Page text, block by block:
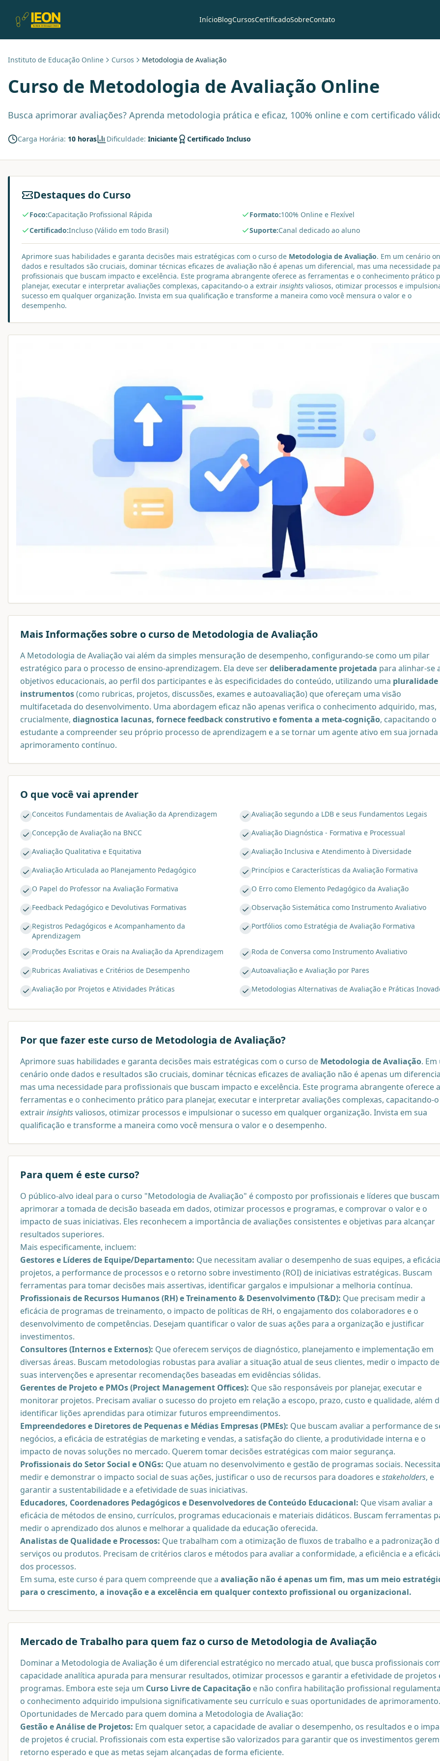
InícioBlogCursosCertificadoSobreContato
Instituto de Educação Online Cursos Metodologia de Avaliação
Curso de Metodologia de Avaliação Online
Busca aprimorar avaliações? Aprenda metodologia prática e eficaz, 100% online e com certificado
Carga Horária: 10 horas Dificuldade: Iniciante Certificado Incluso
Destaques do Curso
Foco:Capacitação Profissional Rápida
Certificado:Incluso (Válido em todo Brasil)
Formato:100% Online e Flexível
Suporte:Canal dedicado ao aluno
Aprimore suas habilidades e garanta decisões mais estratégicas com o curso de Metodologia de Avaliação. Em um cenário
dados e resultados são cruciais, dominar técnicas eficazes de avaliação não é apenas um diferencial, mas uma necessidade
profissionais que buscam impacto e excelência. Este programa abrangente oferece as ferramentas e o conhecimento prático
planejar, executar e interpretar avaliações complexas, capacitando-o a extrair insights valiosos, otimizar processos e
sucesso em qualquer organização. Invista em sua qualificação e transforme a maneira como você mensura o valor e o
desempenho.
Mais Informações sobre o curso de Metodologia de Avaliação
A Metodologia de Avaliação vai além da simples mensuração de desempenho, configurando-se como um pilar
estratégico para o processo de ensino-aprendizagem. Ela deve serdeliberadamente projetada para alinhar-se
objetivos educacionais, ao perfil dos participantes e às especificidades do conteúdo, utilizando uma pluralidade
instrumentos(como rubricas, projetos, discussões, exames e autoavaliação) que ofereçam uma visão
multifacetada do desenvolvimento. Uma abordagem eficaz não apenas verifica o conhecimento adquirido, mas,
crucialmente, diagnostica lacunas, fornece feedback construtivo e fomenta a meta-cognição, capacitando o
estudante a compreender seu próprio processo de aprendizagem e a se tornar um agente ativo em sua jornada
aprimoramento contínuo.
O que você vai aprender
Conceitos Fundamentais de Avaliação da Aprendizagem
Avaliação segundo a LDB e seus Fundamentos Legais
Concepção de Avaliação na BNCC
Avaliação Diagnóstica - Formativa e Processual
Avaliação Qualitativa e Equitativa
Avaliação Inclusiva e Atendimento à Diversidade
Avaliação Articulada ao Planejamento Pedagógico
Princípios e Características da Avaliação Formativa
O Papel do Professor na Avaliação Formativa
O Erro como Elemento Pedagógico da Avaliação
Feedback Pedagógico e Devolutivas Formativas
Observação Sistemática como Instrumento Avaliativo
Registros Pedagógicos e Acompanhamento da
Aprendizagem
Portfólios como Estratégia de Avaliação Formativa
Produções Escritas e Orais na Avaliação da Aprendizagem
Roda de Conversa como Instrumento Avaliativo
Rubricas Avaliativas e Critérios de Desempenho
Autoavaliação e Avaliação por Pares
Avaliação por Projetos e Atividades Práticas
Metodologias Alternativas de Avaliação e Práticas
Por que fazer este curso de Metodologia de Avaliação?
Aprimore suas habilidades e garanta decisões mais estratégicas com o curso de Metodologia de Avaliação.
cenário onde dados e resultados são cruciais, dominar técnicas eficazes de avaliação não é apenas um
mas uma necessidade para profissionais que buscam impacto e excelência. Este programa abrangente oferece
ferramentas e o conhecimento prático para planejar, executar e interpretar avaliações complexas, capacitando-
extrairinsightsvaliosos, otimizar processos e impulsionar o sucesso em qualquer organização. Invista em sua
qualificação e transforme a maneira como você mensura o valor e o desempenho.
Para quem é este curso?
O público-alvo ideal para o curso "Metodologia de Avaliação" é composto por profissionais e líderes que buscam
aprimorar a tomada de decisão baseada em dados, otimizar processos e programas, e comprovar o valor e o
impacto de suas iniciativas. Eles reconhecem a importância de avaliações consistentes e objetivas para alcançar
resultados superiores.
Mais especificamente, incluem:
Gestores e Líderes de Equipe/Departamento: Que necessitam avaliar o desempenho de suas equipes, a
projetos, a performance de processos e o retorno sobre investimento (ROI) de iniciativas estratégicas. Buscam
ferramentas para tomar decisões mais assertivas, identificar gargalos e impulsionar a melhoria contínua.
Profissionais de Recursos Humanos (RH) e Treinamento & Desenvolvimento (T&D): Que precisam medir a
eficácia de programas de treinamento, o impacto de políticas de RH, o engajamento dos colaboradores e o
desenvolvimento de competências. Desejam quantificar o valor de suas ações para a organização e justificar
investimentos.
Consultores (Internos e Externos): Que oferecem serviços de diagnóstico, planejamento e implementação em
diversas áreas. Buscam metodologias robustas para avaliar a situação atual de seus clientes, medir o impacto de
suas intervenções e apresentar recomendações baseadas em evidências sólidas.
Gerentes de Projeto e PMOs (Project Management Offices): Que são responsáveis por planejar, executar e
monitorar projetos. Precisam avaliar o sucesso do projeto em relação a escopo, prazo, custo e qualidade, além
identificar lições aprendidas para otimizar futuros empreendimentos.
Empreendedores e Diretores de Pequenas e Médias Empresas (PMEs): Que buscam avaliar a performance de
negócios, a eficácia de estratégias de marketing e vendas, a satisfação do cliente, a produtividade interna e o
impacto de novas soluções no mercado. Querem tomar decisões estratégicas com maior segurança.
Profissionais do Setor Social e ONGs: Que atuam no desenvolvimento e gestão de programas sociais.
medir e demonstrar o impacto social de suas ações, justificar o uso de recursos para doadores estakeholders, e
garantir a sustentabilidade e a efetividade de suas iniciativas.
Educadores, Coordenadores Pedagógicos e Desenvolvedores de Conteúdo Educacional: Que visam avaliar a
eficácia de métodos de ensino, currículos, programas educacionais e materiais didáticos. Buscam ferramentas
medir o aprendizado dos alunos e melhorar a qualidade da educação oferecida.
Analistas de Qualidade e Processos: Que trabalham com a otimização de fluxos de trabalho e a padronização
serviços ou produtos. Precisam de critérios claros e métodos para avaliar a conformidade, a eficiência e a
dos processos.
Em suma, este curso é para quem compreende que a avaliação não é apenas um fim, mas um meio
para o crescimento, a inovação e a excelência em qualquer contexto profissional ou organizacional.
Mercado de Trabalho para quem faz o curso de Metodologia de Avaliação
Dominar a Metodologia de Avaliação é um diferencial estratégico no mercado atual, que busca profissionais
capacidade analítica apurada para mensurar resultados, otimizar processos e garantir a efetividade de projetos
programas. Embora este seja um Curso Livre de Capacitação e não confira habilitação profissional
o conhecimento adquirido impulsiona significativamente seu currículo e suas oportunidades de aprimoramento.
Oportunidades de Mercado para quem domina a Metodologia de Avaliação:
Gestão e Análise de Projetos: Em qualquer setor, a capacidade de avaliar o desempenho, os resultados e o
de projetos é crucial. Profissionais com esta expertise são valorizados para garantir que os investimentos
retorno esperado e que as metas sejam alcançadas de forma eficiente.